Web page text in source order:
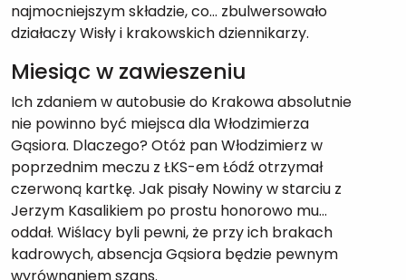
najmocniejszym składzie, co… zbulwersowało
działaczy Wisły i krakowskich dziennikarzy.
Miesiąc w zawieszeniu
Ich zdaniem w autobusie do Krakowa absolutnie
nie powinno być miejsca dla Włodzimierza
Gąsiora. Dlaczego? Otóż pan Włodzimierz w
poprzednim meczu z ŁKS-em Łódź otrzymał
czerwoną kartkę. Jak pisały Nowiny w starciu z
Jerzym Kasalikiem po prostu honorowo mu…
oddał. Wiślacy byli pewni, że przy ich brakach
kadrowych, absencja Gąsiora będzie pewnym
wyrównaniem szans.